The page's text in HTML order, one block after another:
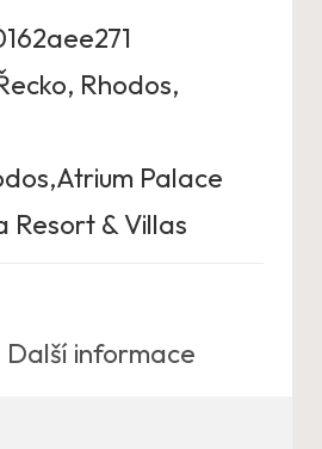
, Rhodos,
Palace
Resort & Villas
Další informace